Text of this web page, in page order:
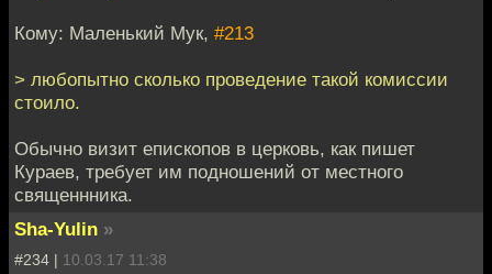
Кому: Маленький Мук, #213
> любопытно сколько проведение такой комиссии
стоило.
Обычно визит епископов в церковь, как пишет
Кураев, требует им подношений от местного
священнника.
Sha-Yulin »
#234 | 10.03.17 11:38